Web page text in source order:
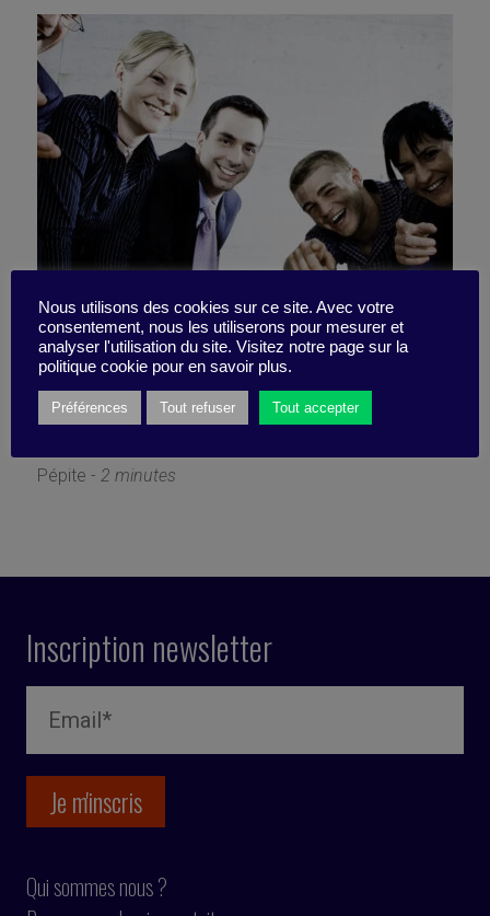
N’y voyez rien de personnel
Pépite - 2 minutes
Inscription newsletter
Qui sommes nous ?
Nous utilisons des cookies sur ce site. Avec votre
consentement, nous les utiliserons pour mesurer et
analyser l'utilisation du site. Visitez notre page sur la
politique cookie pour en savoir plus.
Préférences Tout refuser Tout accepter